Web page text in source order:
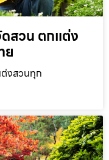
สวน ตกแต่ง
ย
งสวนทุก